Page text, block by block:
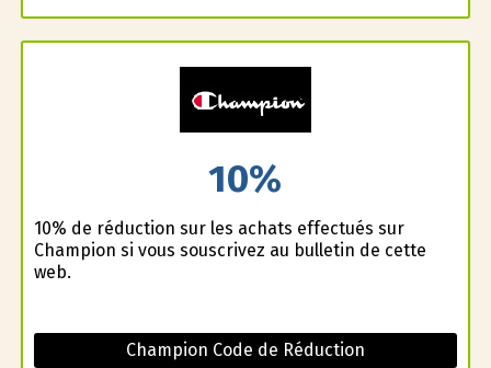
10%
10% de réduction sur les achats effectués sur
Champion si vous souscrivez au bulletin de cette
web.
Champion Code de Réduction